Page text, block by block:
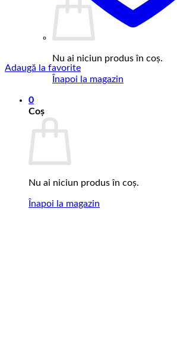
Nu ai niciun produs în coș.
Înapoi la magazin
0
Coș
Nu ai niciun produs în coș.
Înapoi la magazin
Adaugă la favorite